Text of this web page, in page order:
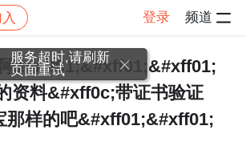
登录 频道
帖子详情
&#xff01;&#xff01;&#xff01;
资料&#xff0c;带证书验证
那样的吧&#xff01;&#xff01;
服务超时,请刷新
页面重试